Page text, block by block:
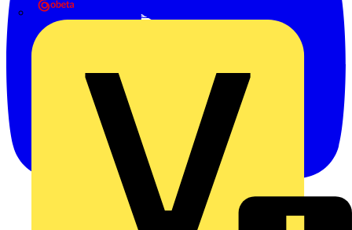
Oskar Böttcher GmbH & Co. KG